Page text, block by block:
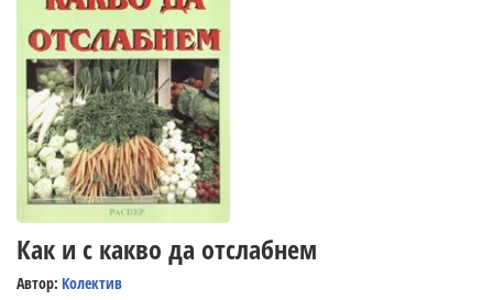
Как и с какво да отслабнем
Автор: Колектив